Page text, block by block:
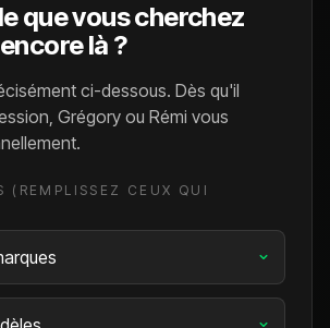
que vous cherchez
là ?
ci-dessous. Dès qu'il
Grégory ou Rémi vous
(REMPLISSEZ CEUX QUI